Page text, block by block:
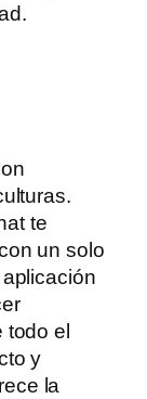
te
un solo
el
y
la